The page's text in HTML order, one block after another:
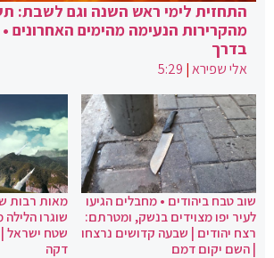
התחזית לימי ראש השנה וגם לשבת:
מהקרירות הנעימה מהימים האחרונים
בדרך
אלי שפירא|
5:29
שוב טבח ביהודים • מחבלים הגיעו
לעיר יפו מצוידים בנשק, ומטרתם:
רצח יהודים | שבעה קדושים נרצחו
| השם יקום דמם
מאות רבות
שוגרו הלילה
שטח ישראל
דקה